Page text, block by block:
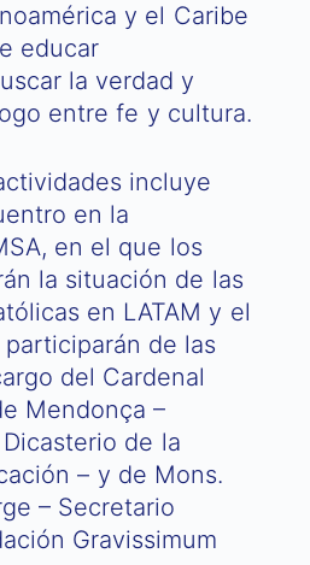
y el Caribe
educar
la verdad y
entre fe y cultura.
incluye
en la
en el que los
la situación de las
en LATAM y el
participarán de las
del Cardenal
Mendonça –
de la
– y de Mons.
– Secretario
Gravissimum